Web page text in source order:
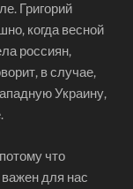
Григорий
когда весной
россиян,
в случае,
Украину,
что
для нас